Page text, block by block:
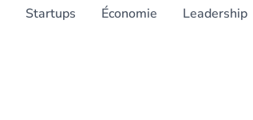
Startups Économie Leadership